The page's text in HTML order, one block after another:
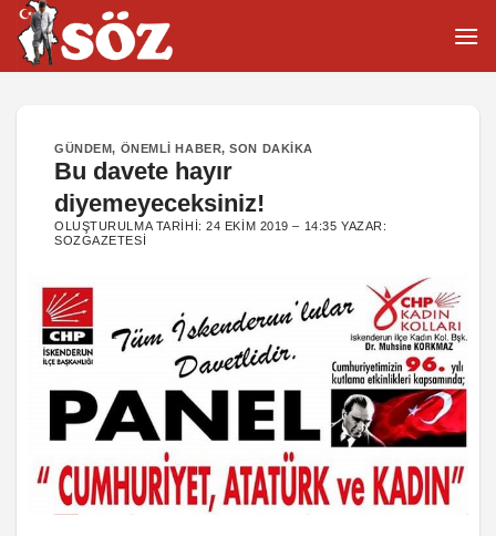
İçeriğe
atla
GÜNDEM, ÖNEMLI HABER,SON DAKIKA
Bu davete hayır
diyemeyeceksiniz!
OLUŞTURULMA TARIHI:24 EKIM 2019 – 14:35 YAZAR:
SOZGAZETESI